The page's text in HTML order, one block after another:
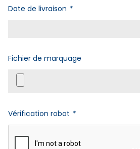
Date de livraison *
Fichier de marquage
Vérification robot *